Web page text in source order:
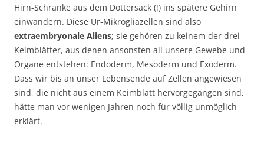
Hirn-Schranke aus dem Dottersack (!) ins spätere Gehirn
einwandern. Diese Ur-Mikrogliazellen sind also
extraembryonale Aliens; sie gehören zu keinem der drei
Keimblätter, aus denen ansonsten all unsere Gewebe und
Organe entstehen: Endoderm, Mesoderm und Exoderm.
Dass wir bis an unser Lebensende auf Zellen angewiesen
sind, die nicht aus einem Keimblatt hervorgegangen sind,
hätte man vor wenigen Jahren noch für völlig unmöglich
erklärt.